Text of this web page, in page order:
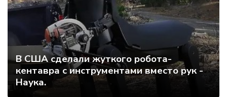
В США сделали жуткого робота-
кентавра с инструментами вместо рук -
Наука.